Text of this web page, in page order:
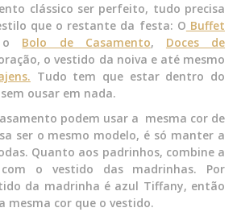
clássico ser perfeito, tudo precisa
que o restante da festa: O Buffet
Bolo de Casamento, Doces de
o vestido da noiva e até mesmo
Tudo tem que estar dentro do
ousar em nada.
podem usar a mesma cor de
ser o mesmo modelo, é só manter a
Quanto aos padrinhos, combine a
o vestido das madrinhas. Por
da madrinha é azul Tiffany, então
mesma cor que o vestido.